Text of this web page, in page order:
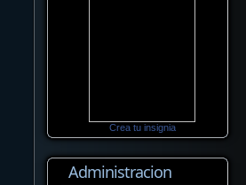
Crea tu insignia
Administracion